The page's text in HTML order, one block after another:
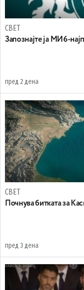
СВЕТ
Запознајте ја МИ6-
пред 2 дена
СВЕТ
Почнува битката за
пред 3 дена